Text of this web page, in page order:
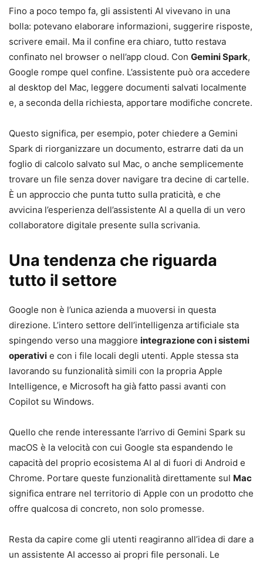
Fino a poco tempo fa, gli assistenti AI vivevano in una
bolla: potevano elaborare informazioni, suggerire risposte,
scrivere email. Ma il confine era chiaro, tutto restava
confinato nel browser o nell’app cloud. Con Gemini Spark,
Google rompe quel confine. L’assistente può ora accedere
al desktop del Mac, leggere documenti salvati localmente
e, a seconda della richiesta, apportare modifiche concrete.
Questo significa, per esempio, poter chiedere a Gemini
Spark di riorganizzare un documento, estrarre dati da un
foglio di calcolo salvato sul Mac, o anche semplicemente
trovare un file senza dover navigare tra decine di cartelle.
È un approccio che punta tutto sulla praticità, e che
avvicina l’esperienza dell’assistente AI a quella di un vero
collaboratore digitale presente sulla scrivania.
Una tendenza che riguarda
tutto il settore
Google non è l’unica azienda a muoversi in questa
direzione. L’intero settore dell’intelligenza artificiale sta
spingendo verso una maggiore integrazione con i sistemi
operativi e con i file locali degli utenti. Apple stessa sta
lavorando su funzionalità simili con la propria Apple
Intelligence, e Microsoft ha già fatto passi avanti con
Copilot su Windows.
Quello che rende interessante l’arrivo di Gemini Spark su
macOS è la velocità con cui Google sta espandendo le
capacità del proprio ecosistema AI al di fuori di Android e
Chrome. Portare queste funzionalità direttamente sul Mac
significa entrare nel territorio di Apple con un prodotto che
offre qualcosa di concreto, non solo promesse.
Resta da capire come gli utenti reagiranno all’idea di dare a
un assistente AI accesso ai propri file personali. Le